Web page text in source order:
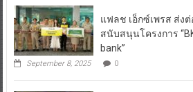
แฟลช เอ็กซ์เพรส ส่ง
สนับสนุนโครงการ
bank”
September 8, 2025 0